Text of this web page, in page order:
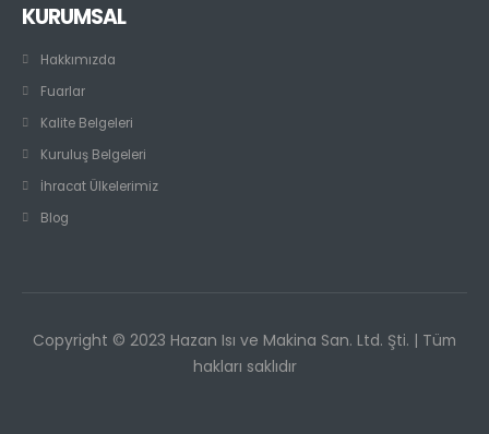
KURUMSAL
Hakkımızda
Fuarlar
Kalite Belgeleri
Kuruluş Belgeleri
İhracat Ülkelerimiz
Blog
Copyright © 2023 Hazan Isı ve Makina San. Ltd. Şti. | Tüm
hakları saklıdır